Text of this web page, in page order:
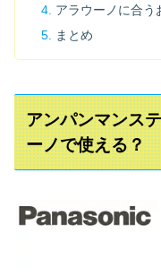
アラウーノに合う
まとめ
アンパンマンス
ーノで使える？